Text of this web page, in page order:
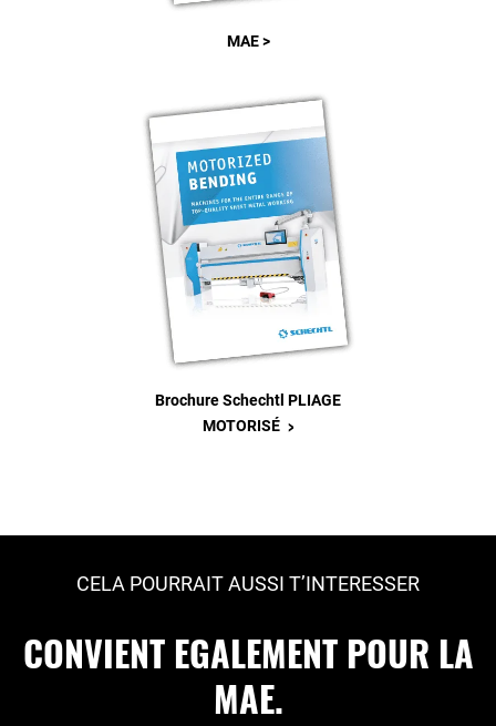
MAE >
Brochure Schechtl PLIAGE
MOTORISÉ >
CELA POURRAIT AUSSI T’INTERESSER
CONVIENT EGALEMENT POUR LA
MAE.